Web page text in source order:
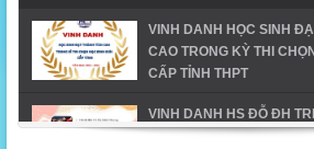
VINH DANH HỌC SINH
CAO TRONG KỲ THI
CẤP TỈNH THPT
VINH DANH HS ĐỖ ĐH
ĐỊA BÀN TX MỸ HÀO-NĂM